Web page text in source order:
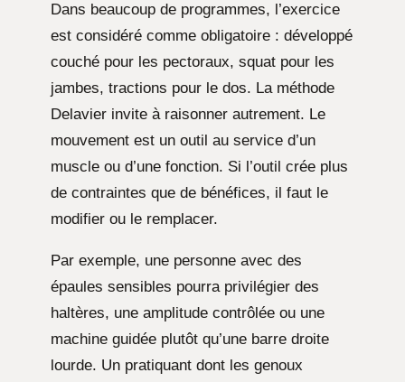
Dans beaucoup de programmes, l’exercice
est considéré comme obligatoire : développé
couché pour les pectoraux, squat pour les
jambes, tractions pour le dos. La méthode
Delavier invite à raisonner autrement. Le
mouvement est un outil au service d’un
muscle ou d’une fonction. Si l’outil crée plus
de contraintes que de bénéfices, il faut le
modifier ou le remplacer.
Par exemple, une personne avec des
épaules sensibles pourra privilégier des
haltères, une amplitude contrôlée ou une
machine guidée plutôt qu’une barre droite
lourde. Un pratiquant dont les genoux